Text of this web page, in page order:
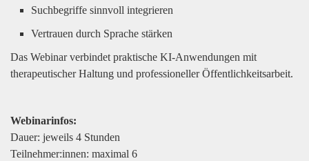
Suchbegriffe sinnvoll integrieren
Vertrauen durch Sprache stärken
Das Webinar verbindet praktische KI-Anwendungen mit
therapeutischer Haltung und professioneller Öffentlichkeitsarbeit.
Webinarinfos:
Dauer: jeweils 4 Stunden
Teilnehmer:innen: maximal 6